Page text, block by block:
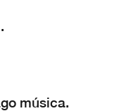
música.